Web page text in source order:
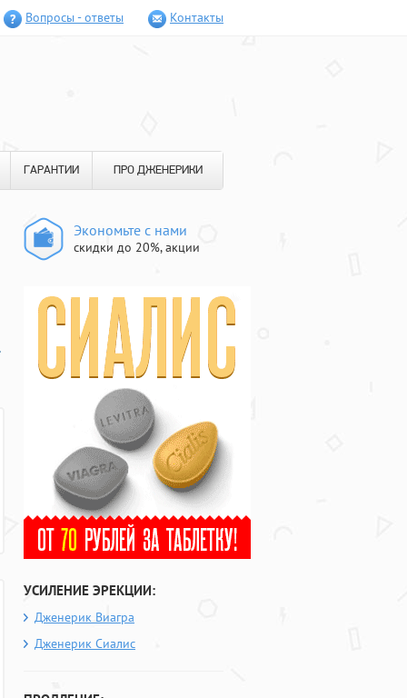
Вопросы - ответы Контакты
ГАРАНТИИ ПРО ДЖЕНЕРИКИ
Экономьте с нами
скидки до 20%, акции
УСИЛЕНИЕ ЭРЕКЦИИ:
Дженерик Виагра
Дженерик Сиалис